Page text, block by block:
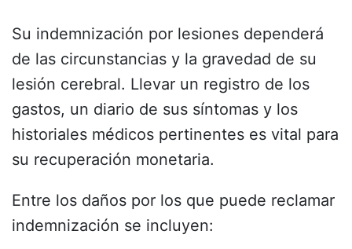
Su indemnización por lesiones dependerá
de las circunstancias y la gravedad de su
lesión cerebral. Llevar un registro de los
gastos, un diario de sus síntomas y los
historiales médicos pertinentes es vital para
su recuperación monetaria.
Entre los daños por los que puede reclamar
indemnización se incluyen: